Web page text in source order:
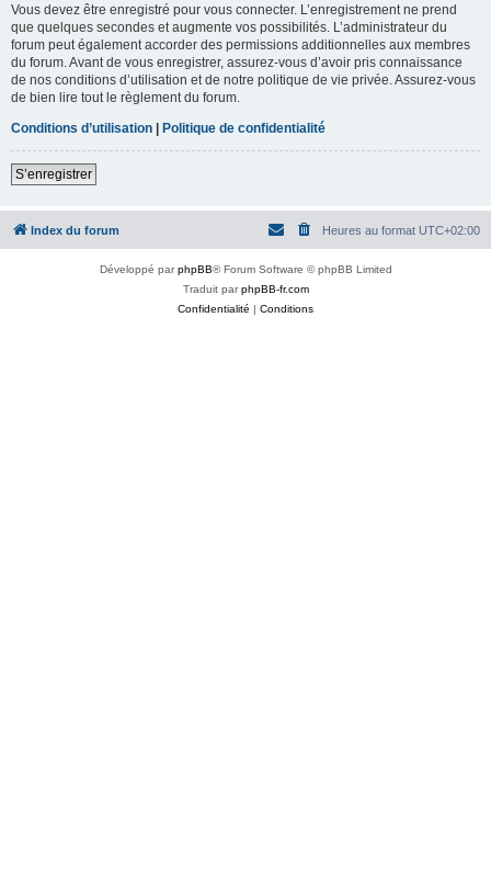
Vous devez être enregistré pour vous connecter. L’enregistrement ne prend
que quelques secondes et augmente vos possibilités. L’administrateur du
forum peut également accorder des permissions additionnelles aux membres
du forum. Avant de vous enregistrer, assurez-vous d’avoir pris connaissance
de nos conditions d’utilisation et de notre politique de vie privée. Assurez-vous
de bien lire tout le règlement du forum.
Conditions d’utilisation | Politique de confidentialité
S’enregistrer
Index du forum Heures au format UTC+02:00
Développé parphpBB® Forum Software © phpBB Limited
Traduit parphpBB-fr.com
Confidentialité | Conditions